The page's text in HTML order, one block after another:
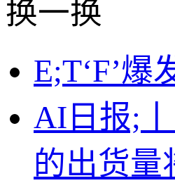
换一换
E;T‘F’
AI日报;
的出货量